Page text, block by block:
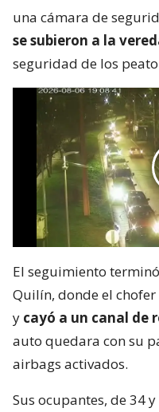
una cámara de
se subieron a la
seguridad de los
El seguimiento
Quilín, donde el
y cayó a un canal de
auto quedara con su
airbags activados.
Sus ocupantes, de 34